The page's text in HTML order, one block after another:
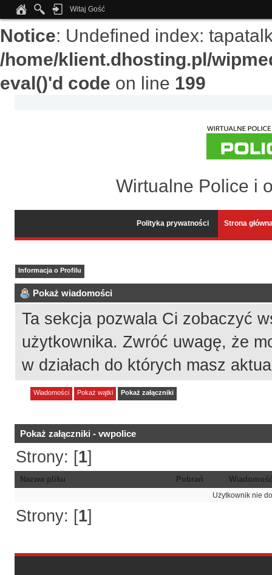
Notice: Undefined index:
/home/klient.dhosting.pl/
eval()'d code on line 199
Witaj Gość
Wirtualne Police i
Polityka prywatności Strona
Informacja o Profilu
Pokaż wiadomości
Ta sekcja pozwala Ci zobaczyć
użytkownika. Zwróć uwagę, że
w działach do których masz
Wiadomości Pokaż wątki Pokaż załączniki
Pokaż załączniki - vwpolice
Strony: [1]
Nazwa pliku Pobrań
Użytkownik nie
Strony: [1]